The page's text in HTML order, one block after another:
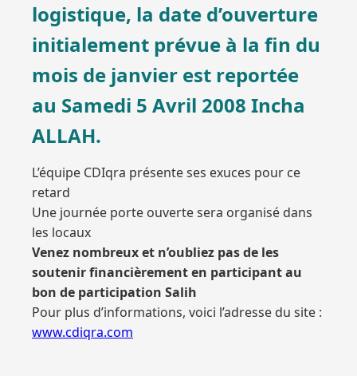
logistique, la date d’ouverture
initialement prévue à la fin du
mois de janvier est reportée
au Samedi 5 Avril 2008 Incha
ALLAH.
L’équipe CDIqra présente ses exuces pour ce
retard
Une journée porte ouverte sera organisé dans
les locaux
Venez nombreux et n’oubliez pas de les
soutenir financièrement en participant au
bon de participation Salih
Pour plus d’informations, voici l’adresse du site :
www.cdiqra.com